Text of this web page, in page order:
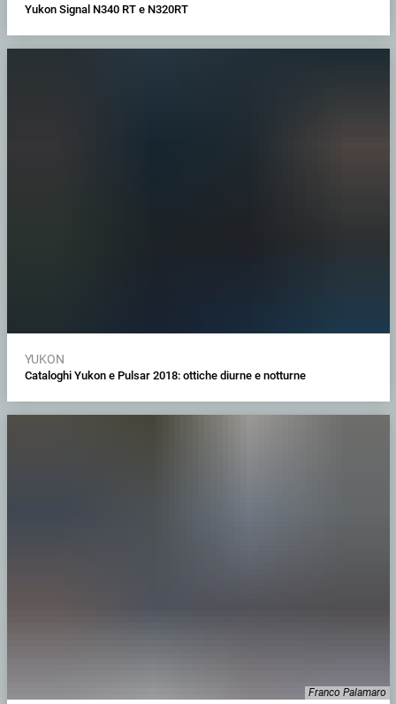
Yukon Signal N340 RT e N320RT
YUKON
Cataloghi Yukon e Pulsar 2018: ottiche diurne e notturne
Franco Palamaro